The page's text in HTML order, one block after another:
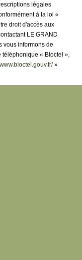
légales
à la loi «
droit d'accès aux
LE GRAND
vous informons de
téléphonique « Bloctel »,
»